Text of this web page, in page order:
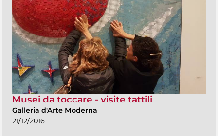
Musei da toccare - visite tattili
Galleria d'Arte Moderna
21/12/2016